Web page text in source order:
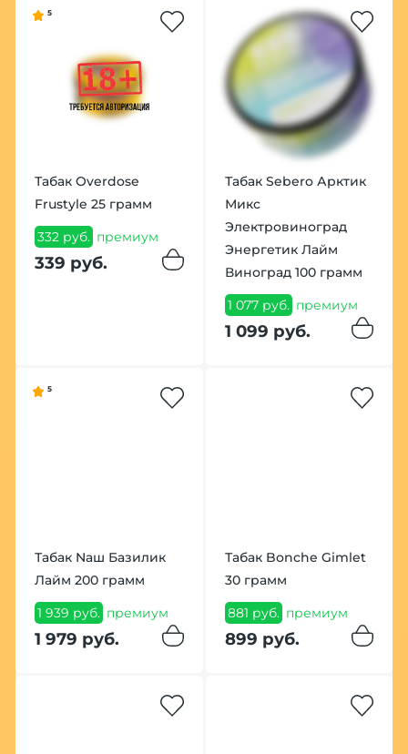
5
Табак Overdose
Frustyle 25 грамм
332 руб. премиум
339 руб.
Табак Sebero Арктик
Микс
Электровиноград
Энергетик Лайм
Виноград 100 грамм
1 077 руб. премиум
1 099 руб.
5
Табак Nаш Базилик
Лайм 200 грамм
1 939 руб. премиум
1 979 руб.
Табак Bonche Gimlet
30 грамм
881 руб. премиум
899 руб.